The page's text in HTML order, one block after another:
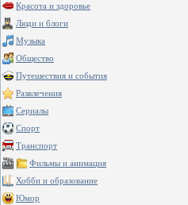
Красота и здоровье
Люди и блоги
Музыка
Общество
Путешествия и события
Развлечения
Сериалы
Спорт
Транспорт
Фильмы и анимация
Хобби и образование
Юмор